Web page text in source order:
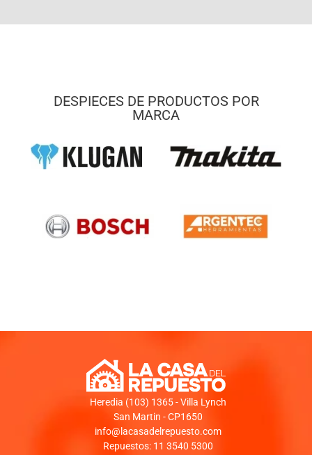
DESPIECES DE PRODUCTOS POR
MARCA
Heredia (103) 1365 - Villa Lynch
San Martin - CP1650
info@lacasadelrepuesto.com
Repuestos: 11 3540 5300